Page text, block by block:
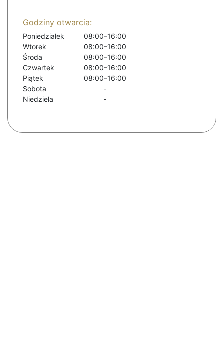
Godziny otwarcia:
Poniedziałek
08:00–16:00
Wtorek
08:00–16:00
Środa
08:00–16:00
Czwartek
08:00–16:00
Piątek
08:00–16:00
Sobota
-
Niedziela
-